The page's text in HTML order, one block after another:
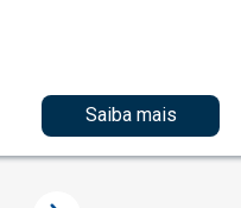
Saiba mais